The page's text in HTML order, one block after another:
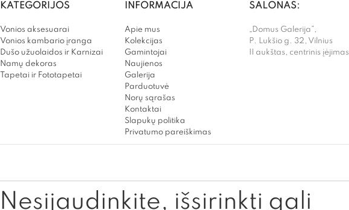
KATEGORIJOS
Vonios aksesuarai
Vonios kambario įranga
Dušo užuolaidos ir Karnizai
Namų dekoras
Tapetai ir Fototapetai
INFORMACIJA
Apie mus
Kolekcijas
Gamintojai
Naujienos
Galerija
Parduotuvė
Norų sąrašas
Kontaktai
Slapukų politika
Privatumo pareiškimas
SALONAS:
„Domus Galerija”,
P. Lukšio g. 32, Vilnius
II aukštas, centrinis įėjimas
Nesijaudinkite, išsirinkti gali